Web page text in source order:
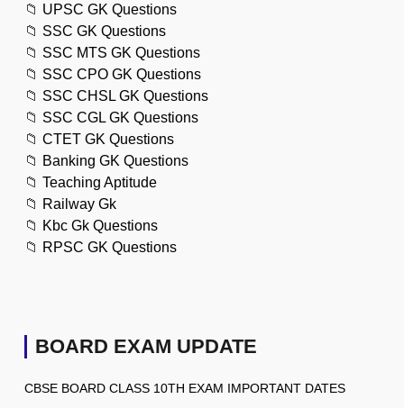
📁 UPSC GK Questions
📁 SSC GK Questions
📁 SSC MTS GK Questions
📁 SSC CPO GK Questions
📁 SSC CHSL GK Questions
📁 SSC CGL GK Questions
📁 CTET GK Questions
📁 Banking GK Questions
📁 Teaching Aptitude
📁 Railway Gk
📁 Kbc Gk Questions
📁 RPSC GK Questions
BOARD EXAM UPDATE
CBSE BOARD CLASS 10TH EXAM IMPORTANT DATES